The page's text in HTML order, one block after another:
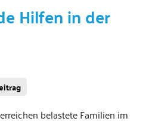
Hilfen in der
belastete Familien im